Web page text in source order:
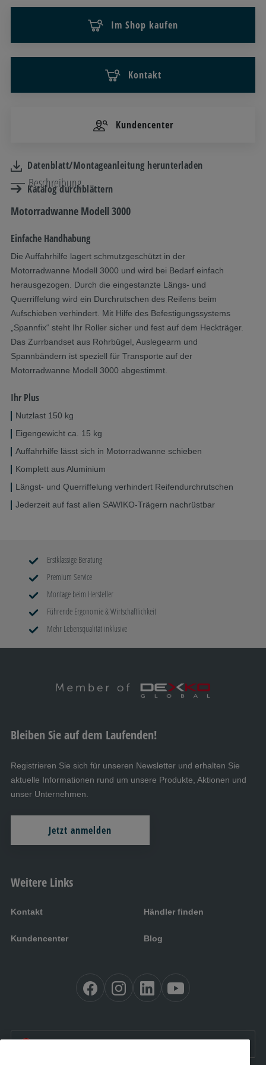
Im Shop kaufen
Kontakt
Kundencenter
Datenblatt/Montageanleitung herunterladen
Katalog durchblättern
Beschreibung
Motorradwanne Modell 3000
Einfache Handhabung
Die Auffahrhilfe lagert schmutzgeschützt in der
Motorradwanne Modell 3000 und wird bei Bedarf einfach
herausgezogen. Durch die eingestanzte Längs- und
Querriffelung wird ein Durchrutschen des Reifens beim
Aufschieben verhindert. Mit Hilfe des Befestigungssystems
„Spannfix“ steht Ihr Roller sicher und fest auf dem Heckträger.
Das Zurrbandset aus Rohrbügel, Auslegearm und
Spannbändern ist speziell für Transporte auf der
Motorradwanne Modell 3000 abgestimmt.
Ihr Plus
Nutzlast 150 kg
Eigengewicht ca. 15 kg
Auffahrhilfe lässt sich in Motorradwanne schieben
Komplett aus Aluminium
Längst- und Querriffelung verhindert Reifendurchrutschen
Jederzeit auf fast allen SAWIKO-Trägern nachrüstbar
Erstklassige Beratung
Premium Service
Montage beim Hersteller
Führende Ergonomie & Wirtschaftlichkeit
Mehr Lebensqualität inklusive
Weitere Links
Kontakt Händler finden
Kundencenter Blog
Bleiben Sie auf dem Laufenden!
Registrieren Sie sich für unseren Newsletter und erhalten Sie
aktuelle Informationen rund um unsere Produkte, Aktionen und
unser Unternehmen.
Jetzt anmelden